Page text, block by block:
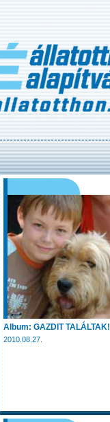
Album: GAZDIT TALÁLTAK!
2010.08.27.